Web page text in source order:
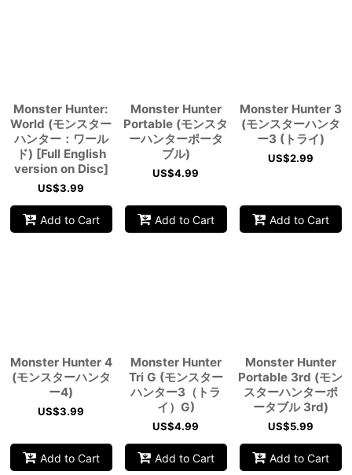
Monster Hunter:
World (モンスター
ハンター：ワール
ド) [Full English
version on Disc]
US$3.99
Add to Cart
Monster Hunter
Portable (モンスタ
ーハンターポータ
ブル)
US$4.99
Add to Cart
Monster Hunter 3
(モンスターハンタ
ー3 (トライ)
US$2.99
Add to Cart
Monster Hunter 4
(モンスターハンタ
ー4)
US$3.99
Add to Cart
Monster Hunter
Tri G (モンスター
ハンター3（トラ
イ）G)
US$4.99
Add to Cart
Monster Hunter
Portable 3rd (モン
スターハンターポ
ータブル 3rd)
US$5.99
Add to Cart